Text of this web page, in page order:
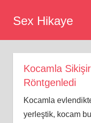
Sex Hikaye
Kocamla
Röntgenledi
Kocamla
yerleştik, kocam